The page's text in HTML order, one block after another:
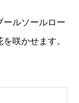
育形態、生
ため、カー
」にて、送
ールソールロー
咲かせます。